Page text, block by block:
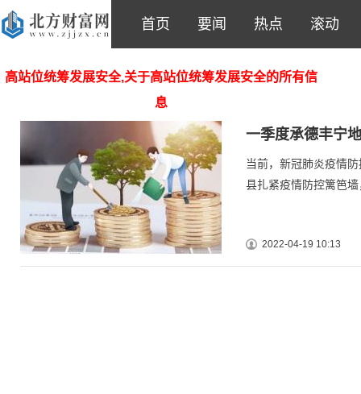
首页 要闻 热点 滚动
高站位统筹发展安全,关于高站位统筹发展安全的所有信
息
一季度承德丰宁
当前，新冠肺炎疫情
县扎紧疫情防控篱笆
2022-04-19 10:13